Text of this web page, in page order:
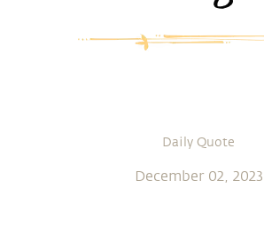
Daily Quote
December 02, 2023